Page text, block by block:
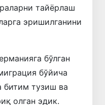
тайёрлаш
эришилганини
бўлган
бўйича
битим тузиш ва
олган эдик.